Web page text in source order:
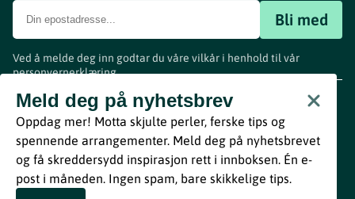
Bli med
Ved å melde deg inn godtar du våre vilkår i henhold til vår
personvernerklæring.
Meld deg på nyhetsbrev
Oppdag mer! Motta skjulte perler, ferske tips og
spennende arrangementer. Meld deg på nyhetsbrevet
og få skreddersydd inspirasjon rett i innboksen. Én e-
post i måneden. Ingen spam, bare skikkelige tips.
www.visitvestfold.com
Turistinformasjon
Vestfold Fylkeskommune
ByBreakfast